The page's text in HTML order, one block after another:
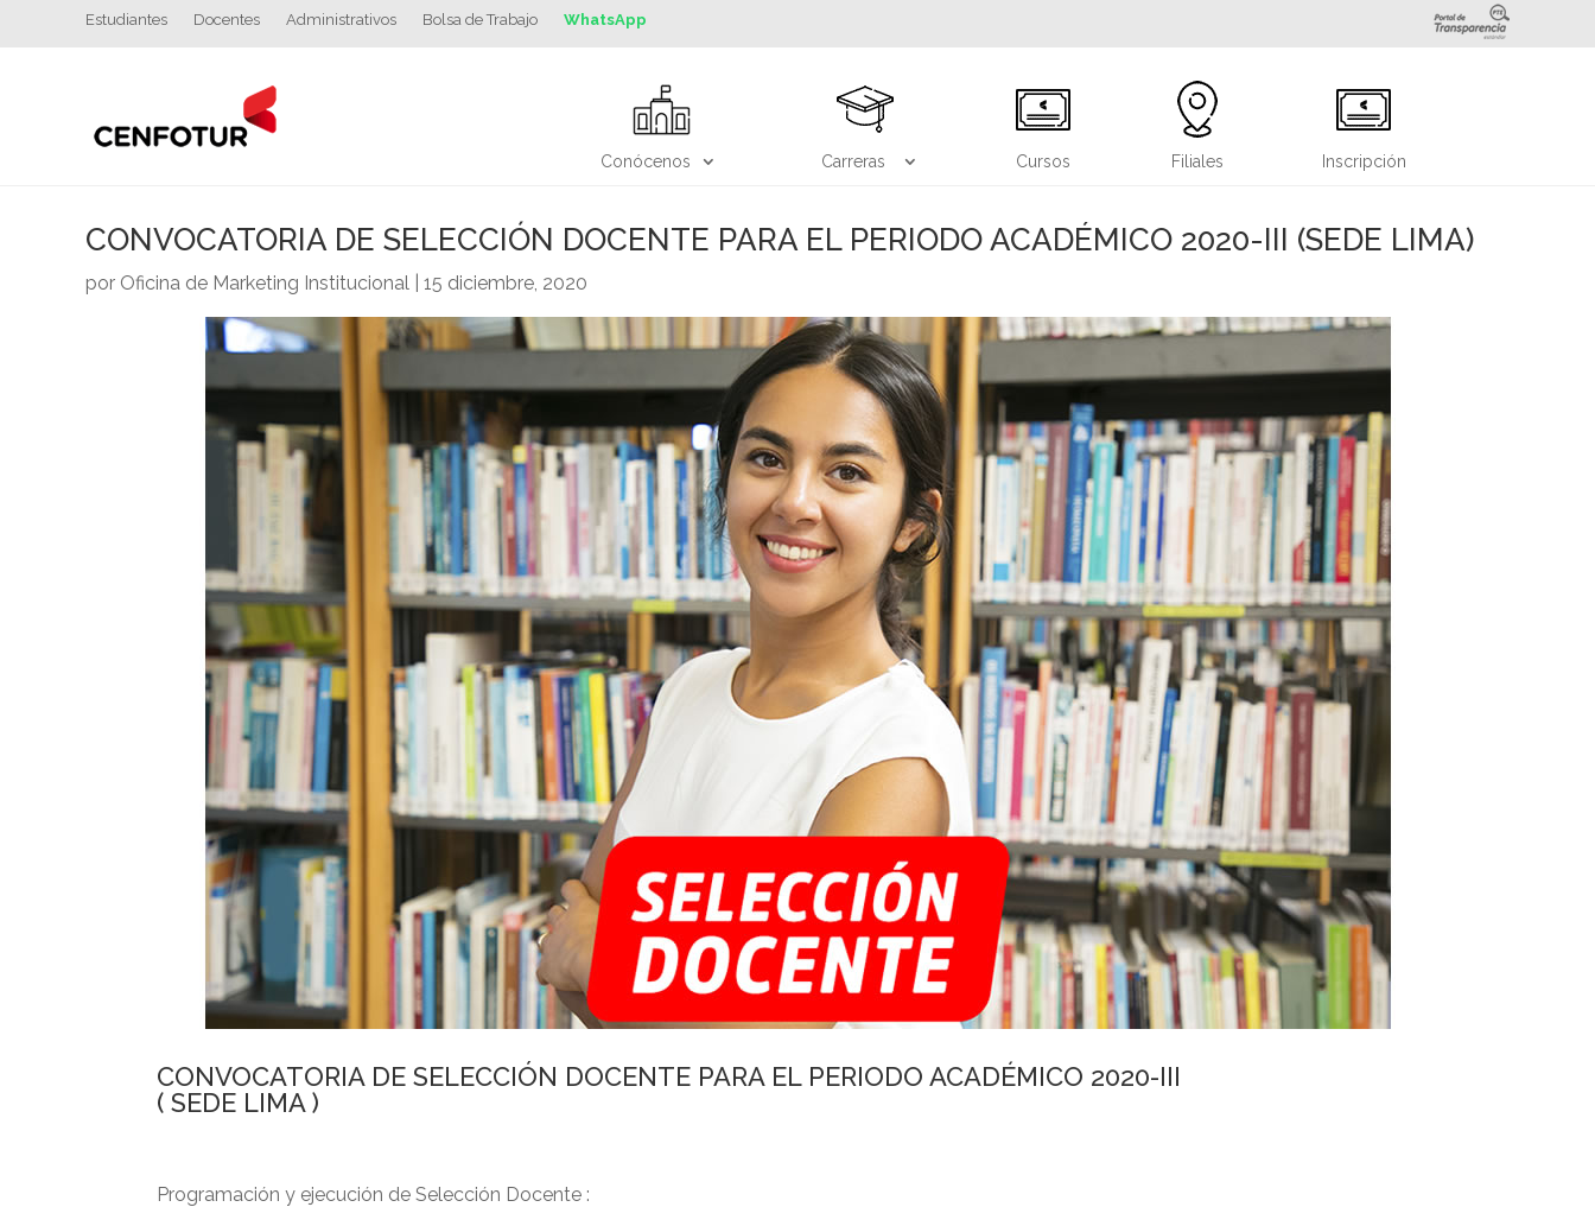
Estudiantes Docentes Administrativos Bolsa de Trabajo WhatsApp
Conócenos Carreras Cursos Filiales Inscripción
CONVOCATORIA DE SELECCIÓN DOCENTE PARA EL PERIODO ACADÉMICO 2020-III (SEDE LIMA)
por Oficina de Marketing Institucional 15 diciembre, 2020
CONVOCATORIA DE SELECCIÓN DOCENTE PARA EL PERIODO ACADÉMICO 2020-III
( SEDE LIMA )
Programación y ejecución de Selección Docente :